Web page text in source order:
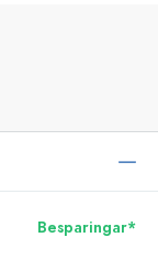
Besparingar*